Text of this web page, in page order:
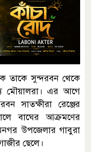
তাকে সুন্দরবন থেকে
মৌয়ালরা। এর আগে
সাতক্ষীরা রেঞ্জের
বাঘের আক্রমণের
উপজেলার গাবুরা
ছেলে।